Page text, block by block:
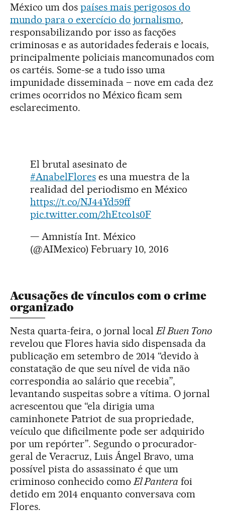
México um dos países mais perigosos do
mundo para o exercício do jornalismo,
responsabilizando por isso as facções
criminosas e as autoridades federais e locais,
principalmente policiais mancomunados com
os cartéis. Some-se a tudo isso uma
impunidade disseminada – nove em cada dez
crimes ocorridos no México ficam sem
esclarecimento.
El brutal asesinato de
#AnabelFlores es una muestra de la
realidad del periodismo en México
https://t.co/NJ44Yd59ff
pic.twitter.com/2hEtco1s0F
— Amnistía Int. México
(@AIMexico) February 10, 2016
Acusações de vínculos com o crime
organizado
Nesta quarta-feira, o jornal localEl Buen Tono
revelou que Flores havia sido dispensada da
publicação em setembro de 2014 “devido à
constatação de que seu nível de vida não
correspondia ao salário que recebia”,
levantando suspeitas sobre a vítima. O jornal
acrescentou que “ela dirigia uma
caminhonete Patriot de sua propriedade,
veículo que dificilmente pode ser adquirido
por um repórter”. Segundo o procurador-
geral de Veracruz, Luis Ángel Bravo, uma
possível pista do assassinato é que um
criminoso conhecido comoEl Pantera foi
detido em 2014 enquanto conversava com
Flores.